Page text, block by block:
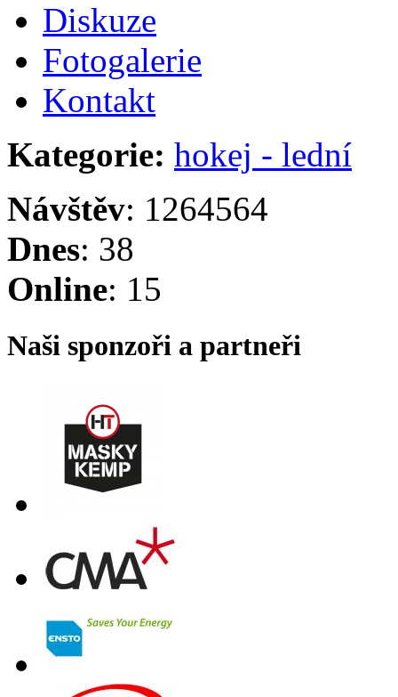
Diskuze
Fotogalerie
Kontakt
Kategorie: hokej - lední
Návštěv: 1264564
Dnes: 38
Online: 15
Naši sponzoři a partneři